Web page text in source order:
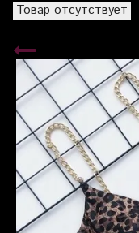
Товар отсутствует